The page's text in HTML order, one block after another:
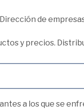
Dirección de
y precios.
a los que se